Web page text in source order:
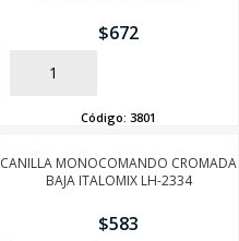
$672
AÑADIR
Código: 3801
CANILLA MONOCOMANDO CROMADA
BAJA ITALOMIX LH-2334
$583